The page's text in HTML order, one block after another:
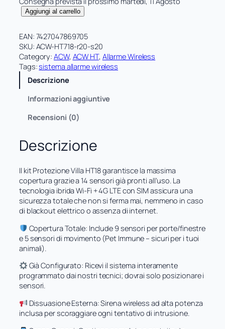
z
o
r
i
g
i
n
l
e
:
7
2
,
6
0
€
.
z
o
t
t
u
a
è
4
,
8
€
.
A
a
r
m
e
l
P
r
t
e
z
i
o
e
:
S
c
u
r
e
z
Aggiungi al carrello
EAN: 7427047869705
SKU: ACW-HT718-r20-s20
Category:ACW, ACW HT, Allarme Wireless
Tags:sistema allarme wireless
Descrizione
Informazioni aggiuntive
Recensioni (0)
Descrizione
Il kit Protezione Villa HT18 garantisce la massima
copertura grazie a 14 sensori già pronti all’uso. La
tecnologia ibrida Wi-Fi + 4G LTE con SIM assicura una
sicurezza totale che non si ferma mai, nemmeno in caso
di blackout elettrico o assenza di internet.
Copertura Totale: Include 9 sensori per porte/finestre
e 5 sensori di movimento (Pet Immune – sicuri per i tuoi
animali).
Già Configurato: Ricevi il sistema interamente
programmato dai nostri tecnici; dovrai solo posizionare i
sensori.
Dissuasione Esterna: Sirena wireless ad alta potenza
inclusa per scoraggiare ogni tentativo di intrusione.